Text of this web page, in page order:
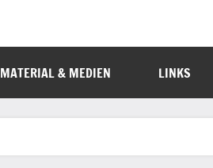
MATERIAL & MEDIEN LINKS